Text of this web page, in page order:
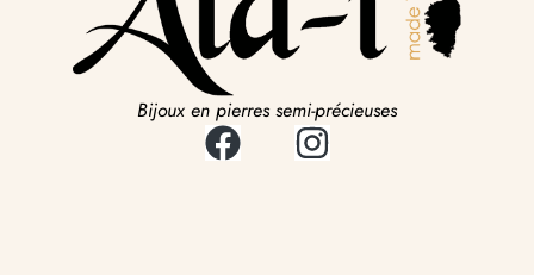
Bijoux en pierres semi-précieuses